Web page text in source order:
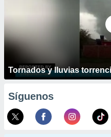
Tornados y lluvias
Síguenos